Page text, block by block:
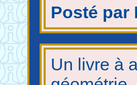
Posté par
Un livre à